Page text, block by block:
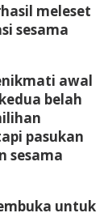
meleset
sesama
awal
belah
pasukan
sesama
untuk